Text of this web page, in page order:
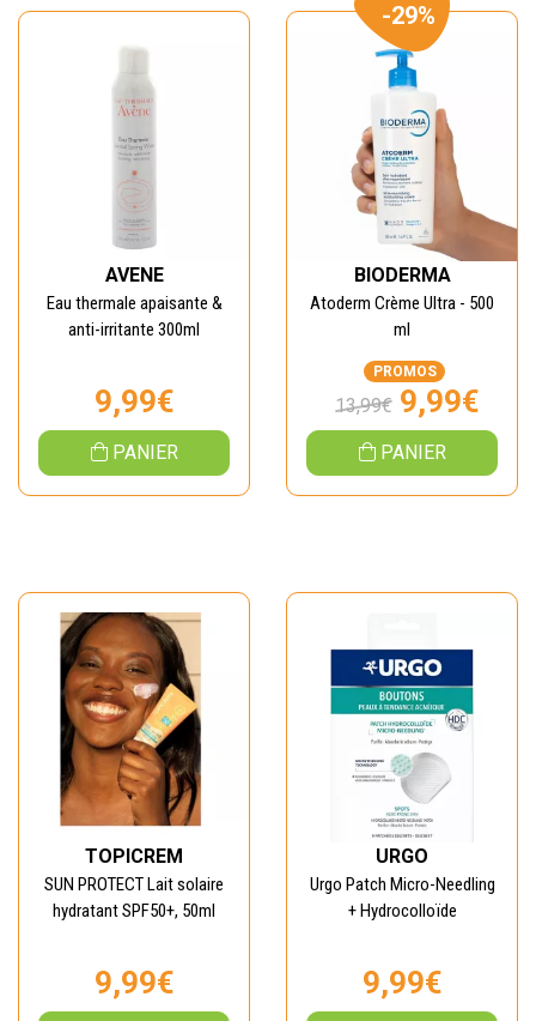
AVENE
Eau thermale apaisante &
anti-irritante 300ml
9,99€
PANIER
-29%
BIODERMA
Atoderm Crème Ultra - 500
ml
PROMOS
13,99€ 9,99€
PANIER
TOPICREM
SUN PROTECT Lait solaire
hydratant SPF50+, 50ml
9,99€
URGO
Urgo Patch Micro-Needling
+ Hydrocolloïde
9,99€